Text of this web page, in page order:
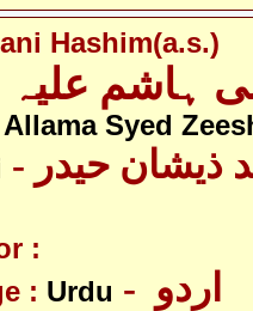
Hashim(a.s.)
ہاشم علیہ
Allama Syed
- علامہ سیّد ذیشان حیدر
:
: Urdu